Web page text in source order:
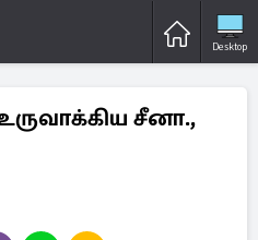
Desktop
சீனா.,